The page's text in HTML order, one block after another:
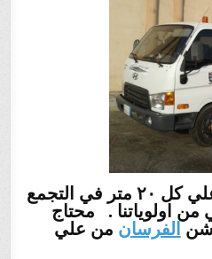
متوفر علي كل ٢٠ متر في التجمع
اولوياتنا . محتاج
الفرسان من علي